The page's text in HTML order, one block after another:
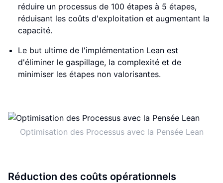
réduire un processus de 100 étapes à 5 étapes,
réduisant les coûts d'exploitation et augmentant la
capacité.
Le but ultime de l'implémentation Lean est
d'éliminer le gaspillage, la complexité et de
minimiser les étapes non valorisantes.
Optimisation des Processus avec la Pensée Lean
Réduction des coûts opérationnels